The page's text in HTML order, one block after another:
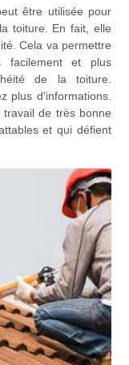
être utilisée pour
toiture. En fait, elle
Cela va permettre
facilement et plus
de la toiture.
plus d'informations.
de très bonne
et qui défient